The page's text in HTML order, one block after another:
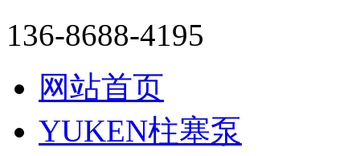
136-8688-4195
网站首页
YUKEN柱塞泵